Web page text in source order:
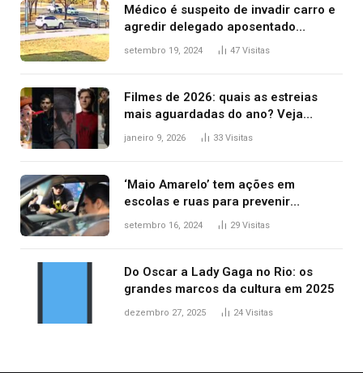
Médico é suspeito de invadir carro e
agredir delegado aposentado
durante confusão no trânsito
setembro 19, 2024 47 Visitas
Filmes de 2026: quais as estreias
mais aguardadas do ano? Veja
principais lançamentos do cinema
janeiro 9, 2026 33 Visitas
‘Maio Amarelo’ tem ações em
escolas e ruas para prevenir
acidentes no trânsito no AP
setembro 16, 2024 29 Visitas
Do Oscar a Lady Gaga no Rio: os
grandes marcos da cultura em 2025
dezembro 27, 2025 24 Visitas